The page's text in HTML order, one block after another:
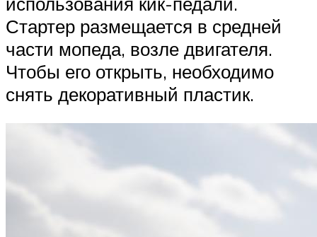
Стартер размещается в средней
части мопеда, возле двигателя.
Чтобы его открыть, необходимо
снять декоративный пластик.